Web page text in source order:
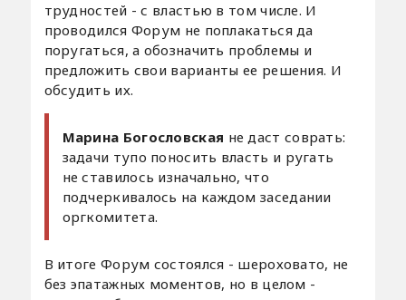
трудностей - с властью в том числе. И
проводился Форум не поплакаться да
поругаться, а обозначить проблемы и
предложить свои варианты ее решения. И
обсудить их.
Марина Богословская не даст соврать:
задачи тупо поносить власть и ругать
не ставилось изначально, что
подчеркивалось на каждом заседании
оргкомитета.
В итоге Форум состоялся - шероховато, не
без эпатажных моментов, но в целом -